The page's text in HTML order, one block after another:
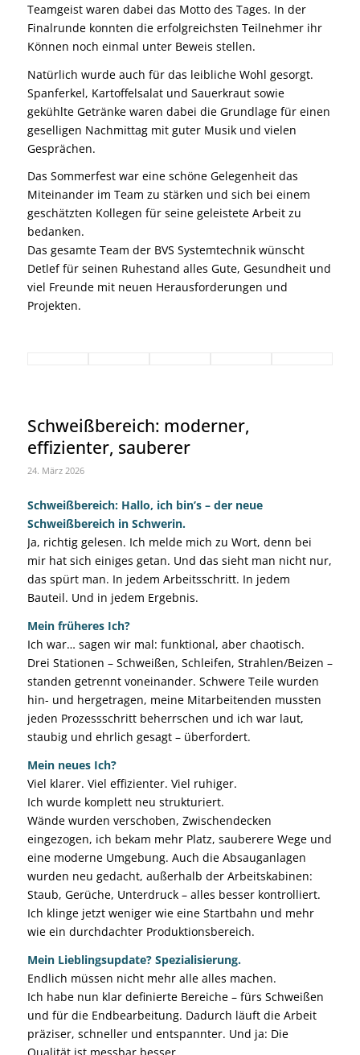
Teamgeist waren dabei das Motto des Tages. In der
Finalrunde konnten die erfolgreichsten Teilnehmer ihr
Können noch einmal unter Beweis stellen.
Natürlich wurde auch für das leibliche Wohl gesorgt.
Spanferkel, Kartoffelsalat und Sauerkraut sowie
gekühlte Getränke waren dabei die Grundlage für einen
geselligen Nachmittag mit guter Musik und vielen
Gesprächen.
Das Sommerfest war eine schöne Gelegenheit das
Miteinander im Team zu stärken und sich bei einem
geschätzten Kollegen für seine geleistete Arbeit zu
bedanken.
Das gesamte Team der BVS Systemtechnik wünscht
Detlef für seinen Ruhestand alles Gute, Gesundheit und
viel Freunde mit neuen Herausforderungen und
Projekten.
Schweißbereich: moderner,
effizienter, sauberer
24. März 2026
Schweißbereich: Hallo, ich bin’s – der neue
Schweißbereich in Schwerin.
Ja, richtig gelesen. Ich melde mich zu Wort, denn bei
mir hat sich einiges getan. Und das sieht man nicht nur,
das spürt man. In jedem Arbeitsschritt. In jedem
Bauteil. Und in jedem Ergebnis.
Mein früheres Ich?
Ich war… sagen wir mal: funktional, aber chaotisch.
Drei Stationen – Schweißen, Schleifen, Strahlen/Beizen –
standen getrennt voneinander. Schwere Teile wurden
hin- und hergetragen, meine Mitarbeitenden mussten
jeden Prozessschritt beherrschen und ich war laut,
staubig und ehrlich gesagt – überfordert.
Mein neues Ich?
Viel klarer. Viel effizienter. Viel ruhiger.
Ich wurde komplett neu strukturiert.
Wände wurden verschoben, Zwischendecken
eingezogen, ich bekam mehr Platz, sauberere Wege und
eine moderne Umgebung. Auch die Absauganlagen
wurden neu gedacht, außerhalb der Arbeitskabinen:
Staub, Gerüche, Unterdruck – alles besser kontrolliert.
Ich klinge jetzt weniger wie eine Startbahn und mehr
wie ein durchdachter Produktionsbereich.
Mein Lieblingsupdate? Spezialisierung.
Endlich müssen nicht mehr alle alles machen.
Ich habe nun klar definierte Bereiche – fürs Schweißen
und für die Endbearbeitung. Dadurch läuft die Arbeit
präziser, schneller und entspannter. Und ja: Die